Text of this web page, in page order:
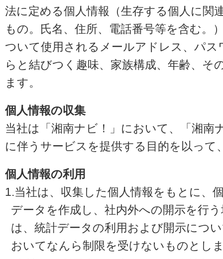
法に定める個人情報（生存する個人に関
もの。氏名、住所、電話番号等を含む。
ついて使用されるメールアドレス、パ
らと結びつく趣味、家族構成、年齢、そ
ます。
個人情報の収集
当社は「湘南ナビ！」において、「湘南
に伴うサービスを提供する目的を以って
個人情報の利用
1.当社は、収集した個人情報をもとに、
データを作成し、社内外への開示を行
は、統計データの利用および開示につ
おいてなんら制限を受けないものとし